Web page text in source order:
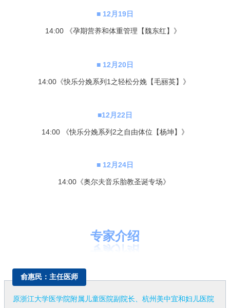
■ 12月19日
14:00 《孕期营养和体重管理【魏东红】》
■ 12 月20日
14:00 《快乐分娩系列1之轻松分娩【毛丽英】》
■12 月22日
14:00 《快乐分娩系列2之自由体位【杨坤】》
■ 12 月24日
14:00《奥尔夫音乐胎教圣诞专场》
专家介绍
俞惠民：主任医师
原浙江大学医学院附属儿童医院副院长、杭州美中宜和妇儿医院